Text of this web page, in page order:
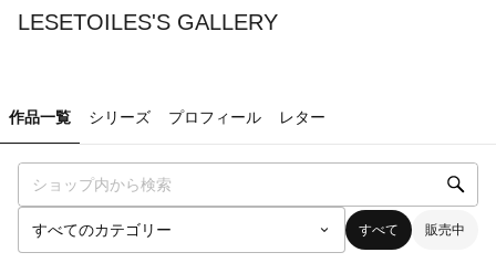
LESETOILES'S GALLERY
作品一覧 シリーズ プロフィール レター
すべて 販売中